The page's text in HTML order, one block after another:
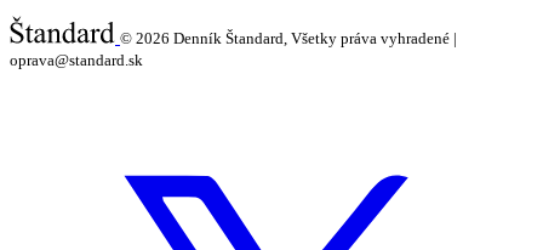
© 2026 Denník Štandard, Všetky práva vyhradené |
oprava@standard.sk